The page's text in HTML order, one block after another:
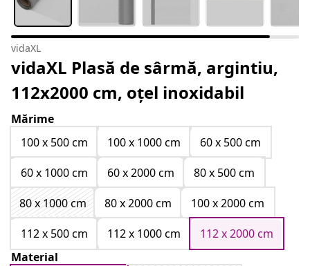
vidaXL
vidaXL Plasă de sârmă, argintiu,
112x2000 cm, oțel inoxidabil
Mărime
100 x 500 cm
100 x 1000 cm
60 x 500 cm
60 x 1000 cm
60 x 2000 cm
80 x 500 cm
80 x 1000 cm
80 x 2000 cm
100 x 2000 cm
112 x 500 cm
112 x 1000 cm
112 x 2000 cm
Material